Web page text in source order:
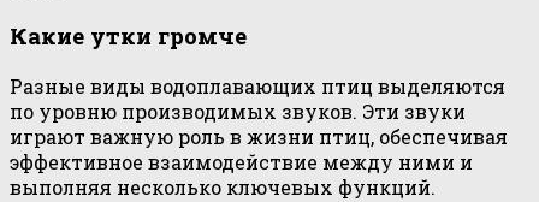
Какие утки громче
Разные виды водоплавающих птиц выделяются
по уровню производимых звуков. Эти звуки
играют важную роль в жизни птиц, обеспечивая
эффективное взаимодействие между ними и
выполняя несколько ключевых функций.